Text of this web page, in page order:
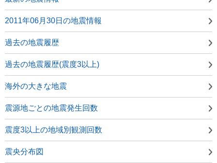
2011年06月30日の地震情報
過去の地震履歴
過去の地震履歴(震度3以上)
海外の大きな地震
震源地ごとの地震発生回数
震度3以上の地域別観測回数
震央分布図